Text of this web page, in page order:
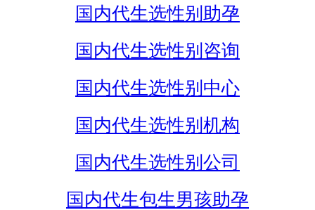
国内代生选性别助孕
国内代生选性别咨询
国内代生选性别中心
国内代生选性别机构
国内代生选性别公司
国内代生包生男孩助孕